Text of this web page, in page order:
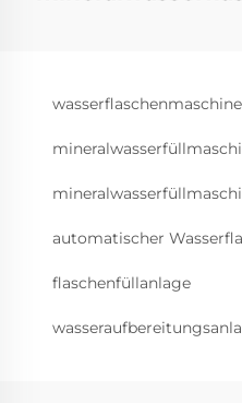
wasserflaschenmaschine
automatischer
flaschenfüllanlage